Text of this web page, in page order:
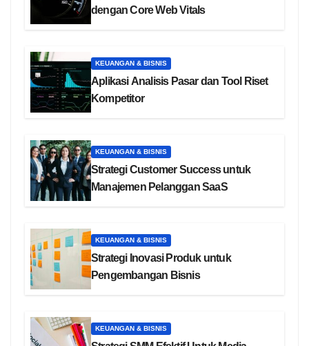
dengan Core Web Vitals
KEUANGAN & BISNIS
Aplikasi Analisis Pasar dan Tool Riset
Kompetitor
KEUANGAN & BISNIS
Strategi Customer Success untuk
Manajemen Pelanggan SaaS
KEUANGAN & BISNIS
Strategi Inovasi Produk untuk
Pengembangan Bisnis
KEUANGAN & BISNIS